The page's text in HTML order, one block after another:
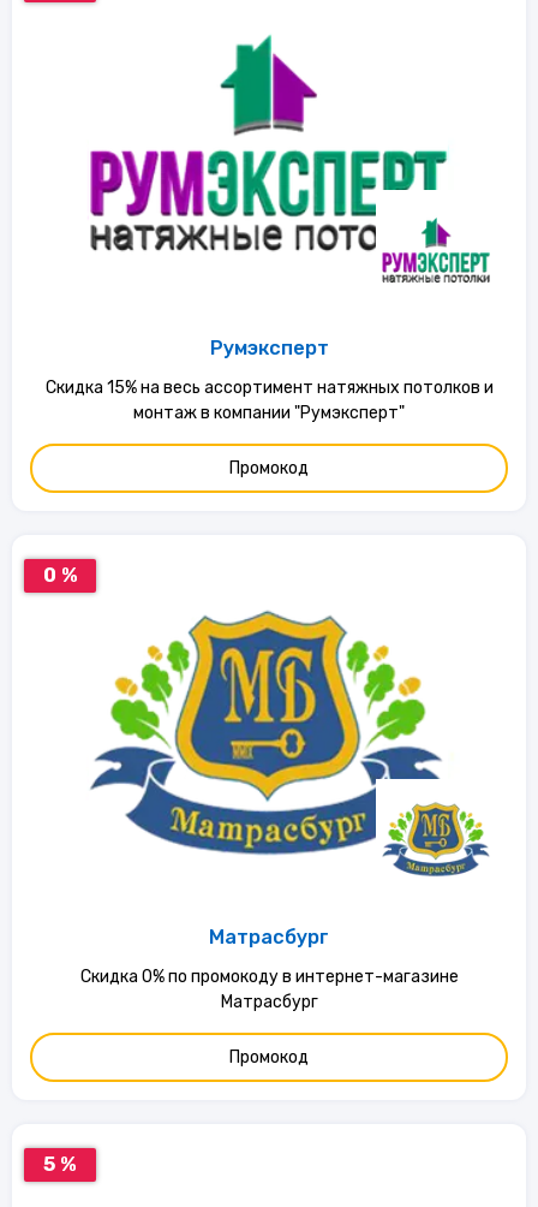
Румэксперт
Скидка 15% на весь ассортимент натяжных потолков и
монтаж в компании "Румэксперт"
Промокод
0 %
Матрасбург
Скидка 0% по промокоду в интернет-магазине
Матрасбург
Промокод
5 %